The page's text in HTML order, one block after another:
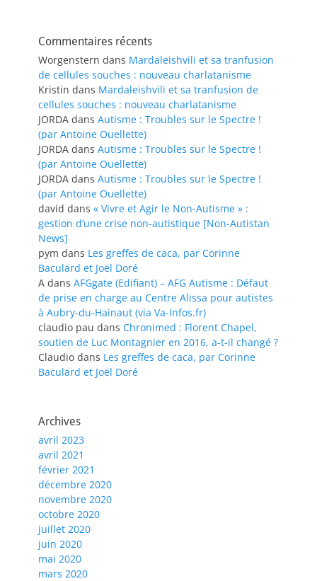
Commentaires récents
Worgenstern dans Mardaleishvili et sa tranfusion
de cellules souches : nouveau charlatanisme
Kristin dans Mardaleishvili et sa tranfusion de
cellules souches : nouveau charlatanisme
JORDA dans Autisme : Troubles sur le Spectre !
(par Antoine Ouellette)
JORDA dans Autisme : Troubles sur le Spectre !
(par Antoine Ouellette)
JORDA dans Autisme : Troubles sur le Spectre !
(par Antoine Ouellette)
david dans « Vivre et Agir le Non-Autisme » :
gestion d’une crise non-autistique [Non-Autistan
News]
pym dans Les greffes de caca, par Corinne
Baculard et Joël Doré
A dans AFGgate (Edifiant) – AFG Autisme : Défaut
de prise en charge au Centre Alissa pour autistes
à Aubry-du-Hainaut (via Va-Infos.fr)
claudio pau dans Chronimed : Florent Chapel,
soutien de Luc Montagnier en 2016, a-t-il changé ?
Claudio dans Les greffes de caca, par Corinne
Baculard et Joël Doré
Archives
avril 2023
avril 2021
février 2021
décembre 2020
novembre 2020
octobre 2020
juillet 2020
juin 2020
mai 2020
mars 2020